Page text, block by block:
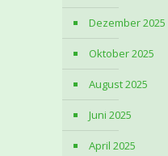
Dezember 2025
Oktober 2025
August 2025
Juni 2025
April 2025